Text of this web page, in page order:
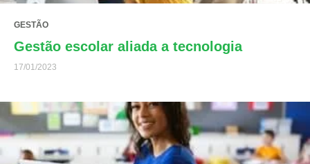
GESTÃO
Gestão escolar aliada a tecnologia
17/01/2023